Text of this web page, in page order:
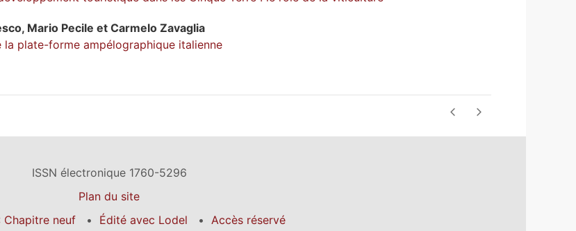
, Mario Pecile et Carmelo Zavaglia
la plate-forme ampélographique italienne
ISSN électronique 1760-5296
Plan du site
Chapitre neuf
Édité avec Lodel Accès réservé